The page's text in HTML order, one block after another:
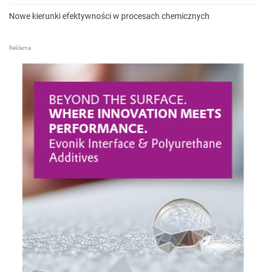
Nowe kierunki efektywności w procesach chemicznych